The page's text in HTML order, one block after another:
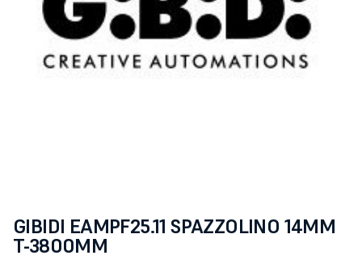
GIBIDI EAMPF25.11 SPAZZOLINO 14MM
T-3800MM